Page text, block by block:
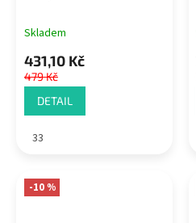
Skladem
431,10 Kč
479 Kč
DETAIL
33
-10 %